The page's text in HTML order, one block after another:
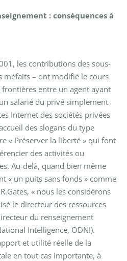
: conséquences à
les contributions des sous-
méfaits – ont modifié le cours
entre un agent ayant
salarié du privé simplement
Internet des sociétés privées
des slogans du type
« Préserver la liberté » qui font
des activités ou
Au-delà, quand bien même
« un puits sans fonds » comme
« nous les considérons
le directeur des ressources
du renseignement
Intelligence, ODNI).
et utilité réelle de la
en tout cas importante, à